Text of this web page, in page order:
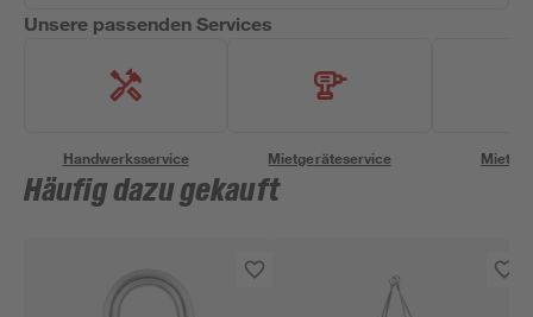
Unsere passenden Services
Handwerksservice Mietgeräteservice
Häufig dazu gekauft